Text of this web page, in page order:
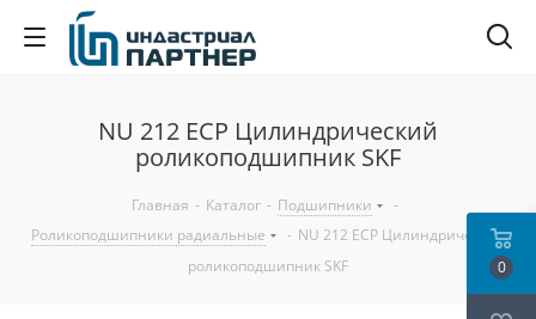
NU 212 ECP Цилиндрический
роликоподшипник SKF
Главная - Каталог - Подшипники
-
Роликоподшипники радиальные
- NU 212 ECP Цилиндрический
роликоподшипник SKF
0